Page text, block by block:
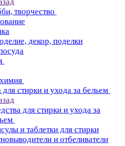
творчество
декор, поделки
для стирки и ухода за бельем
для стирки и ухода за
и таблетки для стирки
и отбеливатели